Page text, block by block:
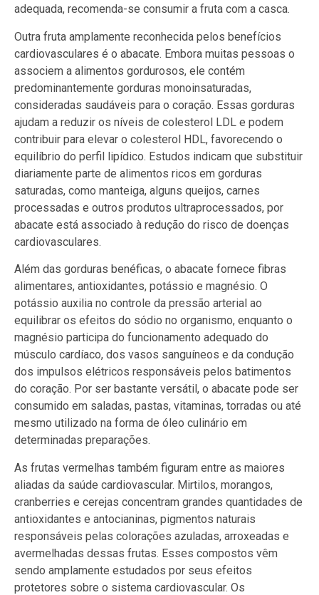
adequada, recomenda-se consumir a fruta com a casca.
Outra fruta amplamente reconhecida pelos benefícios
cardiovasculares é o abacate. Embora muitas pessoas o
associem a alimentos gordurosos, ele contém
predominantemente gorduras monoinsaturadas,
consideradas saudáveis para o coração. Essas gorduras
ajudam a reduzir os níveis de colesterol LDL e podem
contribuir para elevar o colesterol HDL, favorecendo o
equilíbrio do perfil lipídico. Estudos indicam que substituir
diariamente parte de alimentos ricos em gorduras
saturadas, como manteiga, alguns queijos, carnes
processadas e outros produtos ultraprocessados, por
abacate está associado à redução do risco de doenças
cardiovasculares.
Além das gorduras benéficas, o abacate fornece fibras
alimentares, antioxidantes, potássio e magnésio. O
potássio auxilia no controle da pressão arterial ao
equilibrar os efeitos do sódio no organismo, enquanto o
magnésio participa do funcionamento adequado do
músculo cardíaco, dos vasos sanguíneos e da condução
dos impulsos elétricos responsáveis pelos batimentos
do coração. Por ser bastante versátil, o abacate pode ser
consumido em saladas, pastas, vitaminas, torradas ou até
mesmo utilizado na forma de óleo culinário em
determinadas preparações.
As frutas vermelhas também figuram entre as maiores
aliadas da saúde cardiovascular. Mirtilos, morangos,
cranberries e cerejas concentram grandes quantidades de
antioxidantes e antocianinas, pigmentos naturais
responsáveis pelas colorações azuladas, arroxeadas e
avermelhadas dessas frutas. Esses compostos vêm
sendo amplamente estudados por seus efeitos
protetores sobre o sistema cardiovascular. Os